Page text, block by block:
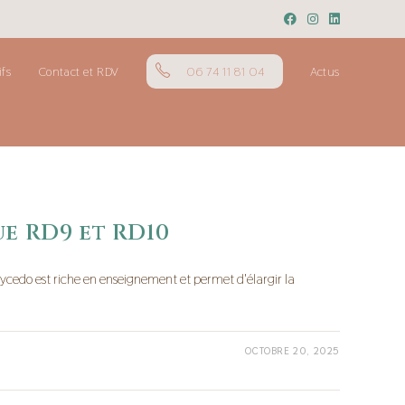
Contact et RDV 06 74 11 81 04 Actus
et RD10
est riche en enseignement et permet d'élargir la
OCTOBRE 20, 2025